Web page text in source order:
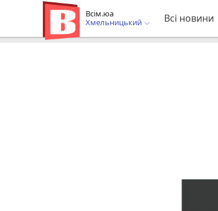
Всім.юа
Хмельницький
Всі новини